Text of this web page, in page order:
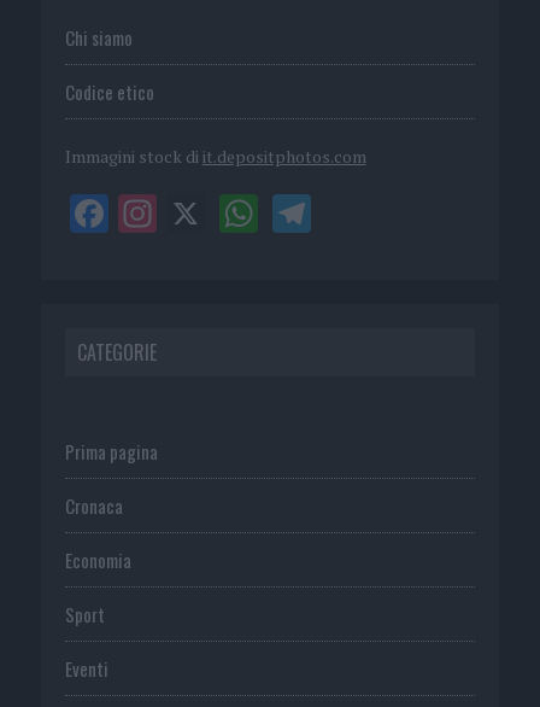
Chi siamo
Codice etico
Immagini stock di it.depositphotos.com
CATEGORIE
Prima pagina
Cronaca
Economia
Sport
Eventi